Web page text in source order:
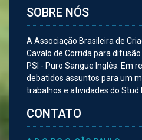
SOBRE NÓS
A Associação Brasileira de
Cavalo de Corrida para
PSI - Puro Sangue Inglês. Em
debatidos assuntos para um
trabalhos e atividades do Stud
CONTATO